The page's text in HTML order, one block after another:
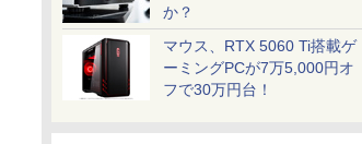
か？
マウス、RTX 5060 Ti搭載ゲ
ーミングPCが7万5,000円オ
フで30万円台！